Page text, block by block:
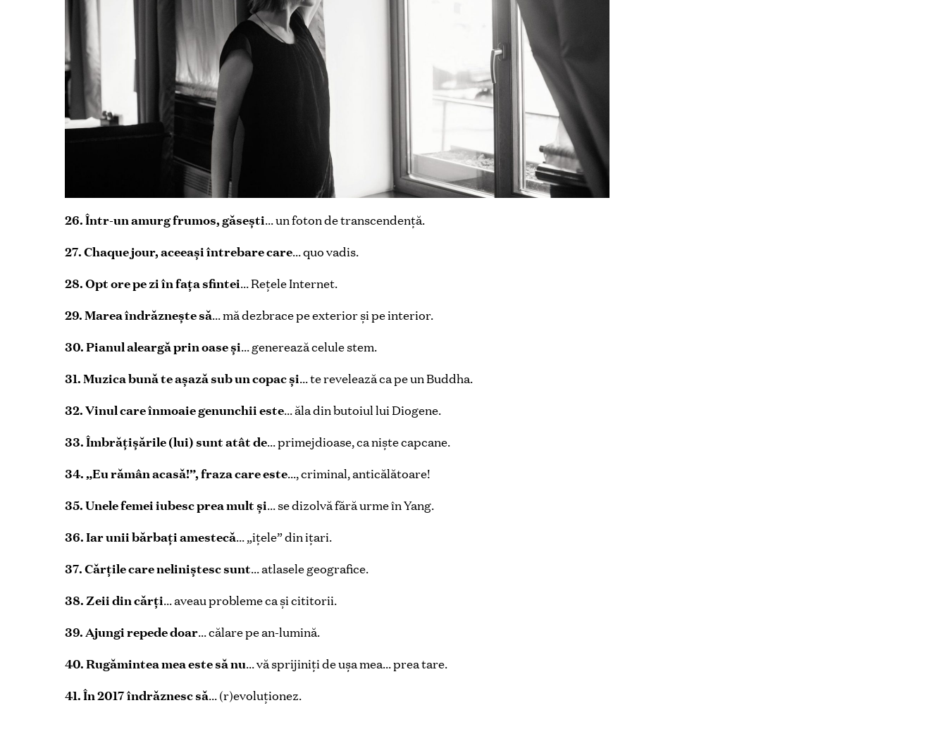
26. Într-un amurg frumos, găsești… un foton de transcendenţă.
27. Chaque jour, aceeași întrebare care… quo vadis.
28. Opt ore pe zi în faţa sfintei… Reţele Internet.
29. Marea îndrăznește să… mă dezbrace pe exterior și pe interior.
30. Pianul aleargă prin oase și… generează celule stem.
31. Muzica bună te așază sub un copac și… te revelează ca pe un Buddha.
32. Vinul care înmoaie genunchii este… ăla din butoiul lui Diogene.
33. Îmbrăţișările (lui) sunt atât de… primejdioase, ca niște capcane.
34. „Eu rămân acasă!”, fraza care este…, criminal, anticălătoare!
35. Unele femei iubesc prea mult și… se dizolvă fără urme în Yang.
36. Iar unii bărbaţi amestecă… „iţele” din iţari.
37. Cărţile care neliniștesc sunt… atlasele geografice.
38. Zeii din cărţi… aveau probleme ca și cititorii.
39. Ajungi repede doar… călare pe an-lumină.
40. Rugămintea mea este să nu… vă sprijiniţi de ușa mea… prea tare.
41. În 2017 îndrăznesc să… (r)evoluţionez.